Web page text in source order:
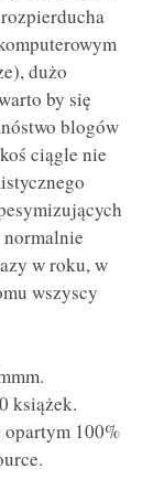
dużo
by się
blogów
ciągle nie
w roku, w
wszyscy
książek.
100%